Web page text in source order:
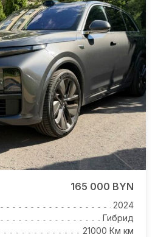
165 000 BYN
2024
Гибрид
21000 Км км